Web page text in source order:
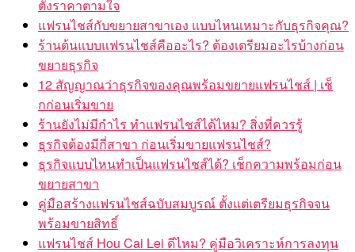
ตั้งราคาตามใจ
แฟรนไชส์กับขยายสาขาเอง แบบไหนเหมาะกับธุรกิจคุณ?
ร้านต้นแบบแฟรนไชส์คืออะไร? ต้องเตรียมอะไรบ้างก่อน
ขยายธุรกิจ
12 สัญญาณว่าธุรกิจของคุณพร้อมขยายแฟรนไชส์ | เช็
กก่อนเริ่มขาย
ร้านยังไม่มีกำไร ทำแฟรนไชส์ได้ไหม? สิ่งที่ควรรู้
ธุรกิจต้องมีกี่สาขา ก่อนเริ่มขายแฟรนไชส์?
ธุรกิจแบบไหนทำเป็นแฟรนไชส์ได้? เช็กความพร้อมก่อน
ขยายสาขา
คู่มือสร้างแฟรนไชส์ฉบับสมบูรณ์ ตั้งแต่เตรียมธุรกิจจน
พร้อมขายสิทธิ์
แฟรนไชส์ Hou Cai Lei ดีไหม? คู่มือวิเคราะห์การลงทุน